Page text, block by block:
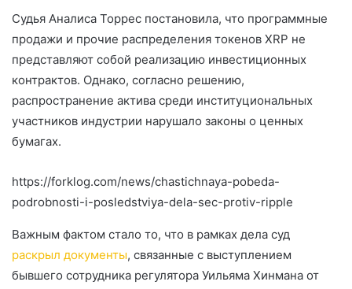
Судья Аналиса Торрес постановила, что программные
продажи и прочие распределения токенов XRP не
представляют собой реализацию инвестиционных
контрактов. Однако, согласно решению,
распространение актива среди институциональных
участников индустрии нарушало законы о ценных
бумагах.
https://forklog.com/news/chastichnaya-pobeda-
podrobnosti-i-posledstviya-dela-sec-protiv-ripple
Важным фактом стало то, что в рамках дела суд
раскрыл документы, связанные с выступлением
бывшего сотрудника регулятора Уильяма Хинмана от